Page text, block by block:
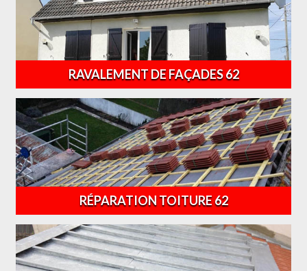
RAVALEMENT DE FAÇADES 62
RÉPARATION TOITURE 62